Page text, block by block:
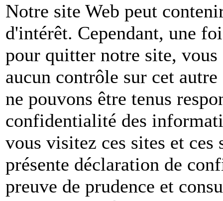
Notre site Web peut
d'intérêt. Cependant, une
pour quitter notre site, vous
aucun contrôle sur cet
ne pouvons être tenus
confidentialité des
vous visitez ces sites et ces
présente déclaration de
preuve de prudence et